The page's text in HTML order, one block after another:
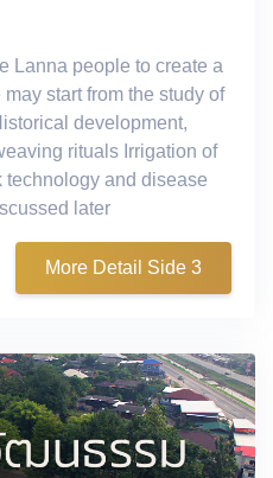
Lanna people to create a
start from the study of
development,
rituals Irrigation of
technology and disease
later
More Detail Side 3